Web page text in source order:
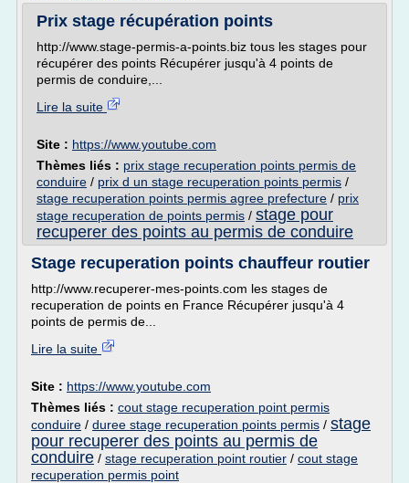
Prix stage récupération points
http://www.stage-permis-a-points.biz tous les stages pour
récupérer des points Récupérer jusqu'à 4 points de
permis de conduire,...
Lire la suite
Site : https://www.youtube.com
Thèmes liés : prix stage recuperation points permis de
conduire / prix d un stage recuperation points permis /
stage recuperation points permis agree prefecture / prix
stage recuperation de points permis / stage pour
recuperer des points au permis de conduire
Stage recuperation points chauffeur routier
http://www.recuperer-mes-points.com les stages de
recuperation de points en France Récupérer jusqu'à 4
points de permis de...
Lire la suite
Site : https://www.youtube.com
Thèmes liés : cout stage recuperation point permis
conduire / duree stage recuperation points permis / stage
pour recuperer des points au permis de
conduire / stage recuperation point routier / cout stage
recuperation permis point